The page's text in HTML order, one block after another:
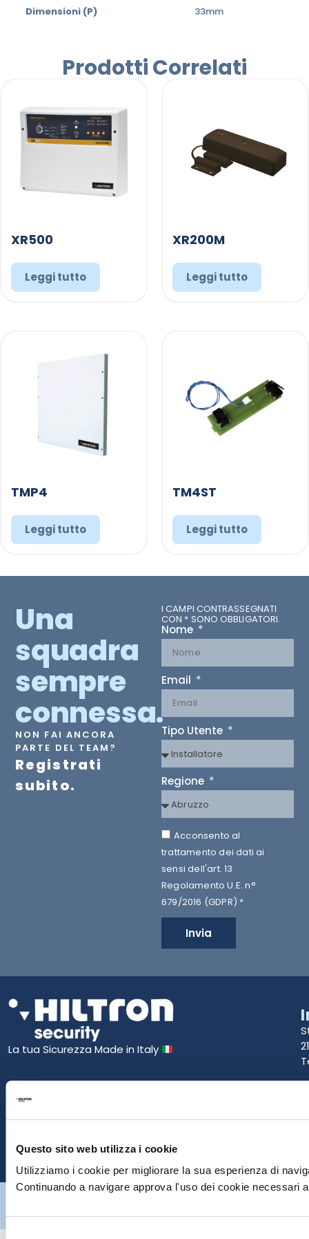
Questo sito web utilizza i cookie
Utilizziamo i cookie per migliorare la sua esperienza di
Continuando a navigare approva l'uso dei cookie necessari
Dimensioni (P)
33mm
Prodotti Correlati
XR500
Leggi tutto
XR200M
Leggi tutto
TMP4
Leggi tutto
TM4ST
Leggi tutto
Una
squadra
sempre
connessa.
NON FAI ANCORA
PARTE DEL TEAM?
Registrati
subito.
I CAMPI CONTRASSEGNATI
CON * SONO OBBLIGATORI.
Nome
Email
Tipo Utente
Regione
Acconsento al
trattamento dei dati ai
sensi dell'art. 13
Regolamento U.E. n°
679/2016 (GDPR) *
Invia
La tua Sicurezza Made in Italy
Hiltron Security è distribuito in Italia da Hiltron Land S.r.l. | P.IVA
riservati